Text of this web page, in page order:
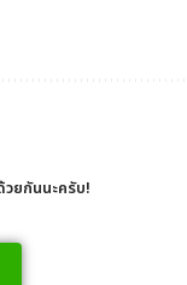
ยกันนะครับ!